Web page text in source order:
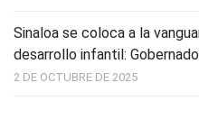
Sinaloa se coloca a la
desarrollo infantil:
2 DE OCTUBRE DE 2025